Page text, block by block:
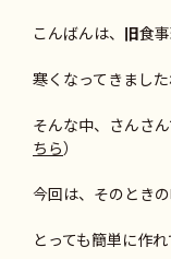
こんばんは、 旧食事
寒くなってきまし
そんな中、さんさ
ちら）
今回は、そのとき
とっても簡単に作